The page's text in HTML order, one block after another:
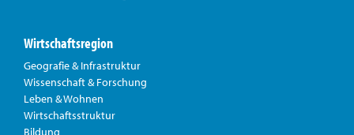
Wirtschaftsregion
Geografie & Infrastruktur
Wissenschaft & Forschung
Leben & Wohnen
Wirtschaftsstruktur
Bildung